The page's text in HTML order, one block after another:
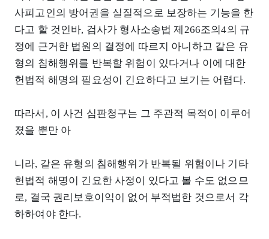
사피고인의 방어권을 실질적으로 보장하는 기능을 한
다고 할 것인바, 검사가 형사소송법 제266조의4의 규
정에 근거한 법원의 결정에 따르지 아니하고 같은 유
형의 침해행위를 반복할 위험이 있다거나 이에 대한
헌법적 해명의 필요성이 긴요하다고 보기는 어렵다.
따라서, 이 사건 심판청구는 그 주관적 목적이 이루어
졌을 뿐만 아
니라, 같은 유형의 침해행위가 반복될 위험이나 기타
헌법적 해명이 긴요한 사정이 있다고 볼 수도 없으므
로, 결국 권리보호이익이 없어 부적법한 것으로서 각
하하여야 한다.